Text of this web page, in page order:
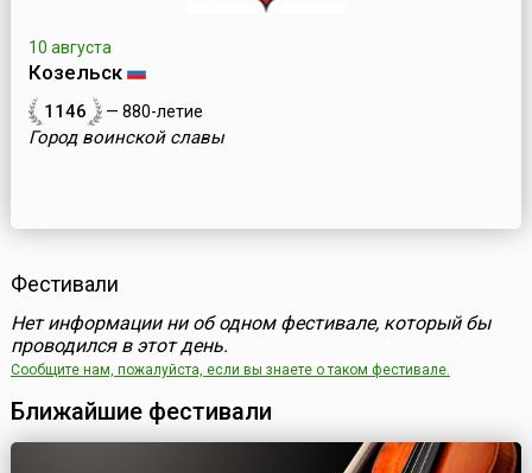
10 августа
Козельск
1146 — 880-летие
Город воинской славы
Фестивали
Нет информации ни об одном фестивале, который бы
проводился в этот день.
Сообщите нам, пожалуйста, если вы знаете о таком фестивале.
Ближайшие фестивали